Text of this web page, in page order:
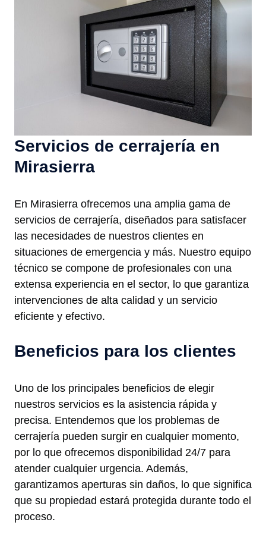
Servicios de cerrajería en
Mirasierra
En Mirasierra ofrecemos una amplia gama de
servicios de cerrajería, diseñados para satisfacer
las necesidades de nuestros clientes en
situaciones de emergencia y más. Nuestro equipo
técnico se compone de profesionales con una
extensa experiencia en el sector, lo que garantiza
intervenciones de alta calidad y un servicio
eficiente y efectivo.
Beneficios para los clientes
Uno de los principales beneficios de elegir
nuestros servicios es la asistencia rápida y
precisa. Entendemos que los problemas de
cerrajería pueden surgir en cualquier momento,
por lo que ofrecemos disponibilidad 24/7 para
atender cualquier urgencia. Además,
garantizamos aperturas sin daños, lo que significa
que su propiedad estará protegida durante todo el
proceso.